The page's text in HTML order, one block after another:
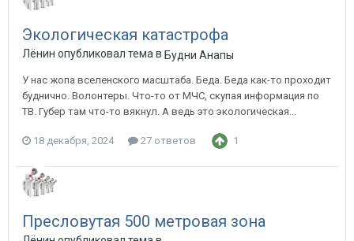
Экологическая катастрофа
Лёнин опубликовал тема в Будни Анапы
У нас жопа вселенского масштаба. Беда. Беда как-то проходит
буднично. Волонтеры. Что-то от МЧС, скупая информация по
ТВ. Губер там что-то вякнул. А ведь это экологическая...
18 декабря, 2024 27 ответов 1
Пресловутая 500 метровая зона